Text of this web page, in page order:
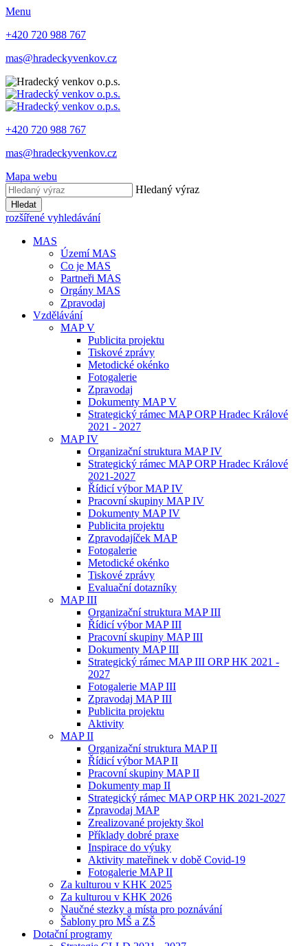
Menu
+420 720 988 767
mas@hradeckyvenkov.cz
+420 720 988 767
mas@hradeckyvenkov.cz
Mapa webu
Hledaný výraz
Hledat
rozšířené vyhledávání
MAS
Území MAS
Co je MAS
Partneři MAS
Orgány MAS
Zpravodaj
Vzdělávání
MAP V
Publicita projektu
Tiskové zprávy
Metodické okénko
Fotogalerie
Zpravodaj
Dokumenty MAP V
Strategický rámec MAP ORP Hradec Králové
2021 - 2027
MAP IV
Organizační struktura MAP IV
Strategický rámec MAP ORP Hradec Králové
2021-2027
Řídicí výbor MAP IV
Pracovní skupiny MAP IV
Dokumenty MAP IV
Publicita projektu
Zpravodajíček MAP
Fotogalerie
Metodické okénko
Tiskové zprávy
Evaluační dotazníky
MAP III
Organizační struktura MAP III
Řídicí výbor MAP III
Pracovní skupiny MAP III
Dokumenty MAP III
Strategický rámec MAP III ORP HK 2021 -
2027
Fotogalerie MAP III
Zpravodaj MAP III
Publicita projektu
Aktivity
MAP II
Organizační struktura MAP II
Řídicí výbor MAP II
Pracovní skupiny MAP II
Dokumenty map II
Strategický rámec MAP ORP HK 2021-2027
Zpravodaj MAP
Zrealizované projekty škol
Příklady dobré praxe
Inspirace do výuky
Aktivity mateřinek v době Covid-19
Fotogalerie MAP II
Za kulturou v KHK 2025
Za kulturou v KHK 2026
Naučné stezky a místa pro poznávání
Šablony pro MŠ a ZŠ
Dotační programy